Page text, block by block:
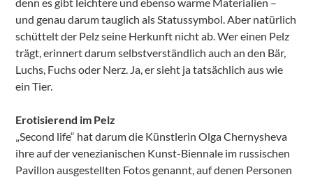
und genau darum tauglich als Statussymbol. Aber natürlich
schüttelt der Pelz seine Herkunft nicht ab. Wer einen Pelz
trägt, erinnert darum selbstverständlich auch an den Bär,
Luchs, Fuchs oder Nerz. Ja, er sieht ja tatsächlich aus wie
ein Tier.
Erotisierend im Pelz
„Second life“ hat darum die Künstlerin Olga Chernysheva
ihre auf der venezianischen Kunst-Biennale im russischen
Pavillon ausgestellten Fotos genannt, auf denen Personen